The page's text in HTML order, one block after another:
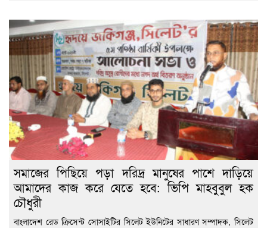
সমাজের পিছিয়ে পড়া দরিদ্র মানুষের পাশে দাড়িয়ে
আমাদের কাজ করে যেতে হবে: ভিপি মাহবুবুল হক
চৌধুরী
বাংলাদেশ রেড ক্রিসেন্ট সোসাইটির সিলেট ইউনিটের সাধারণ সম্পাদক, সিলেট